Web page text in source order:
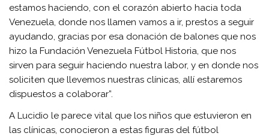
estamos haciendo, con el corazón abierto hacia toda
Venezuela, donde nos llamen vamos a ir, prestos a seguir
ayudando, gracias por esa donación de balones que nos
hizo la Fundación Venezuela Fútbol Historia, que nos
sirven para seguir haciendo nuestra labor, y en donde nos
soliciten que llevemos nuestras clínicas, allí estaremos
dispuestos a colaborar”.
A Lucidio le parece vital que los niños que estuvieron en
las clínicas, conocieron a estas figuras del fútbol